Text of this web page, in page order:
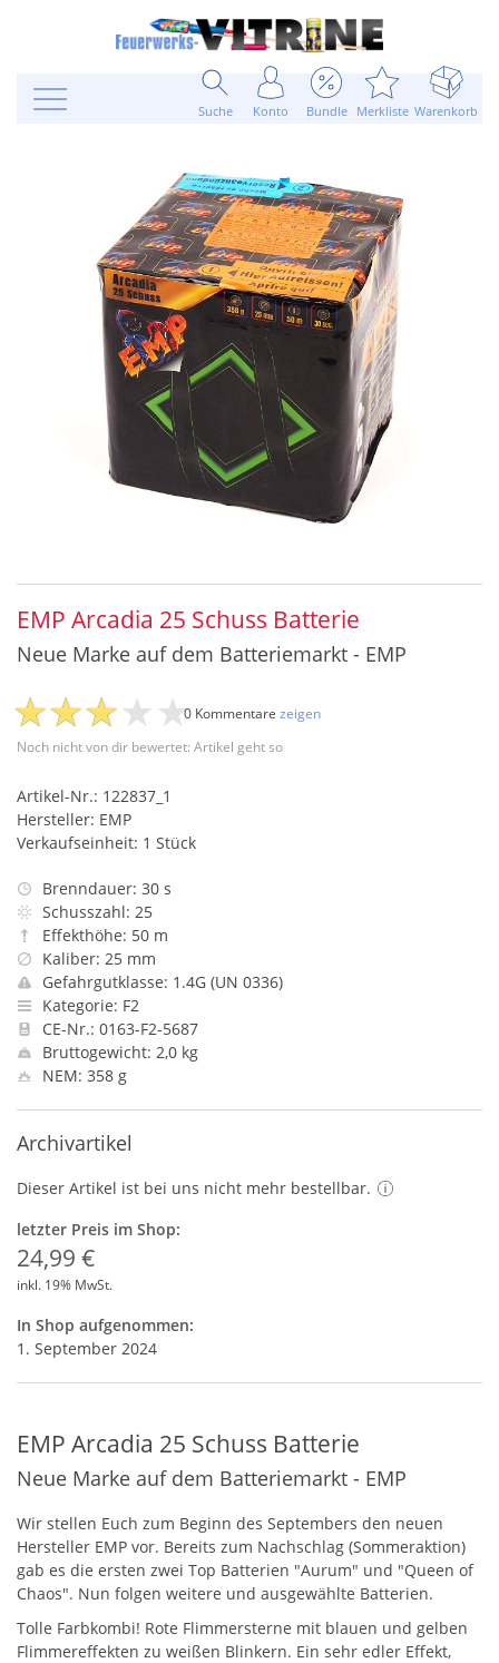
Suche Konto Bundle Merkliste Warenkorb
EMP Arcadia 25 Schuss Batterie
Neue Marke auf dem Batteriemarkt - EMP
Noch nicht von dir bewertet: Artikel geht so
0 Kommentare zeigen
Artikel-Nr.: 122837_1
Hersteller: EMP
Verkaufseinheit: 1 Stück
Brenndauer: 30 s
Schusszahl: 25
Effekthöhe: 50 m
Kaliber: 25 mm
Gefahrgutklasse: 1.4G (UN 0336)
Kategorie: F2
CE-Nr.: 0163-F2-5687
Bruttogewicht: 2,0 kg
NEM: 358 g
Archivartikel
Dieser Artikel ist bei uns nicht mehr bestellbar.
letzter Preis im Shop:
24,99 €
inkl. 19% MwSt.
In Shop aufgenommen:
1. September 2024
EMP Arcadia 25 Schuss Batterie
Neue Marke auf dem Batteriemarkt - EMP
Wir stellen Euch zum Beginn des Septembers den neuen
Hersteller EMP vor. Bereits zum Nachschlag (Sommeraktion)
gab es die ersten zwei Top Batterien "Aurum" und "Queen of
Chaos". Nun folgen weitere und ausgewählte Batterien.
Tolle Farbkombi! Rote Flimmersterne mit blauen und gelben
Flimmereffekten zu weißen Blinkern. Ein sehr edler Effekt,